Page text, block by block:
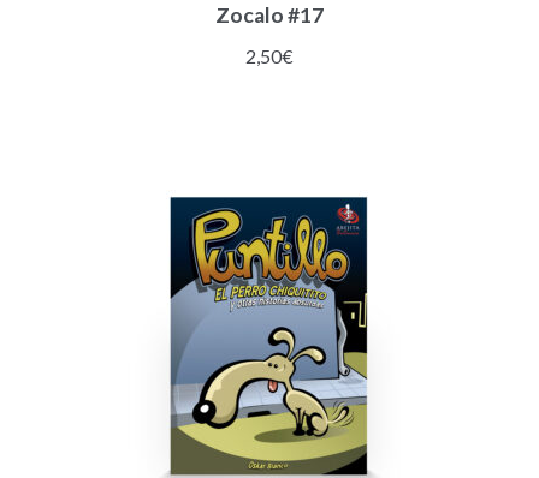
Zocalo #17
2,50€